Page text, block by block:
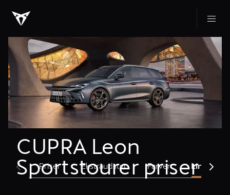
CUPRA Leon
Sportstourer priser
Priser Ekstraudstyr Farver Links og